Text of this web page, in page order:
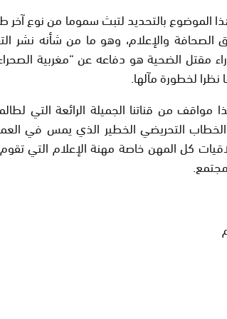
هذا الموضوع بالتحديد لتبث سموما من نوع
الصحافة والإعلام، وهو ما من شأنه نشر
مقتل الضحية هو دفاعه عن “مغربية
لخطورة مآلها.
من قناتنا الجميلة الرائعة التي لطالما
التحريضي الخطير الذي يمس في
كل المهن خاصة مهنة الإعلام التي